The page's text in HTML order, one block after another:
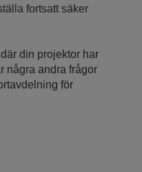
fortsatt säker
din projektor har
några andra frågor
för